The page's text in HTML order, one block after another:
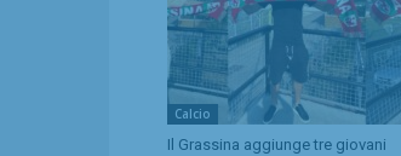
Calcio
Il Grassina aggiunge tre giovani